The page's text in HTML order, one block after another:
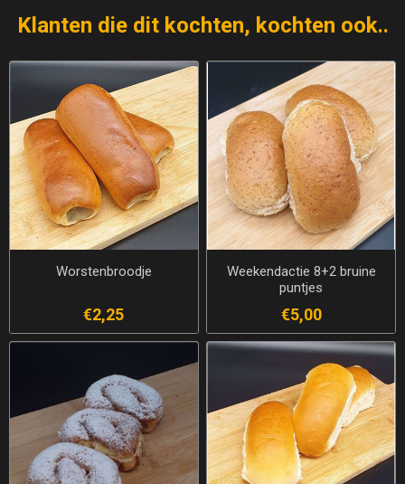
Klanten die dit kochten, kochten ook..
Worstenbroodje
€2,25
Weekendactie 8+2 bruine
puntjes
€5,00